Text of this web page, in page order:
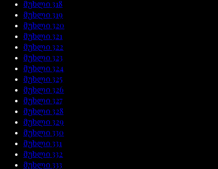
მუხლი318
მუხლი319
მუხლი320
მუხლი321
მუხლი322
მუხლი323
მუხლი324
მუხლი325
მუხლი326
მუხლი327
მუხლი328
მუხლი329
მუხლი330
მუხლი331
მუხლი332
მუხლი333